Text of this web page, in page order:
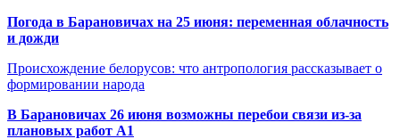
Погода в Барановичах на 25 июня: переменная облачность
и дожди
Происхождение белорусов: что антропология рассказывает о
формировании народа
В Барановичах 26 июня возможны перебои связи из-за
плановых работ A1